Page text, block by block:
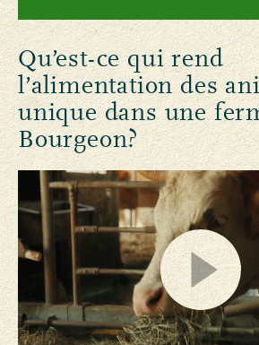
Qu’est-ce qui rend
l’alimentation des
unique dans une
Bourgeon?